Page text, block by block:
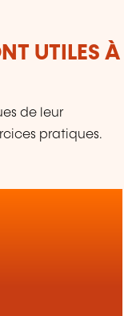
UTILES À
de leur
pratiques.